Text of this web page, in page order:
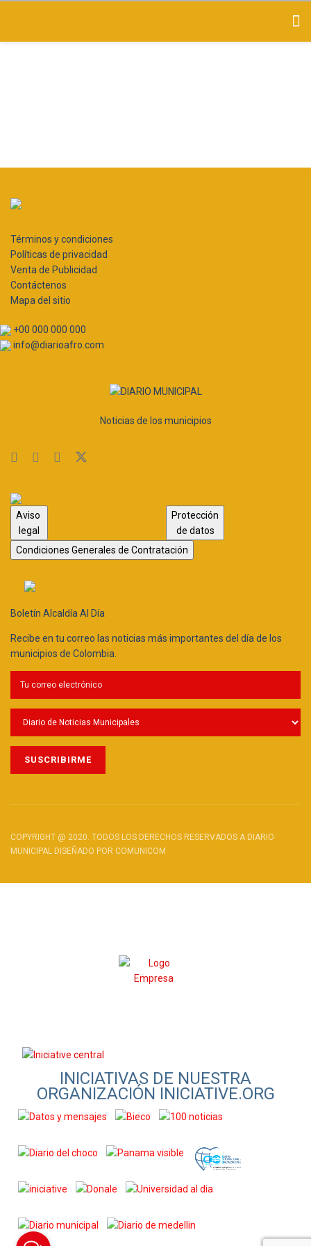
Términos y condiciones
Políticas de privacidad
Venta de Publicidad
Contáctenos
Mapa del sitio
+00 000 000 000
info@diarioafro.com
Noticias de los municipios
Aviso
legal
Protección
de datos
Condiciones Generales de Contratación
Boletín Alcaldía Al Día
Recibe en tu correo las noticias más importantes del día de los
municipios de Colombia.
COPYRIGHT @ 2020. TODOS LOS DERECHOS RESERVADOS A DIARIO
MUNICIPAL DISEÑADO POR COMUNICOM
INICIATIVAS DE NUESTRA
ORGANIZACIÓN INICIATIVE.ORG